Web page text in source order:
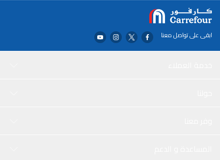
ابقى على تواصل معنا